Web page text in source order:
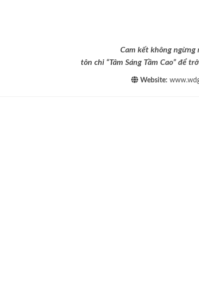
Cam kết không ngừng
tôn chỉ “Tâm Sáng Tầm Cao” để
Website: